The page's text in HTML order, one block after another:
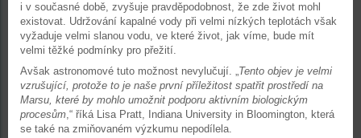
i v současné době, zvyšuje pravděpodobnost, že zde život mohl
existovat. Udržování kapalné vody při velmi nízkých teplotách však
vyžaduje velmi slanou vodu, ve které život, jak víme, bude mít
velmi těžké podmínky pro přežití.
Avšak astronomové tuto možnost nevylučují. „Tento objev je velmi
vzrušující, protože to je naše první příležitost spatřit prostředí na
Marsu, které by mohlo umožnit podporu aktivním biologickým
procesům,“ říká Lisa Pratt, Indiana University in Bloomington, která
se také na zmiňovaném výzkumu nepodílela.